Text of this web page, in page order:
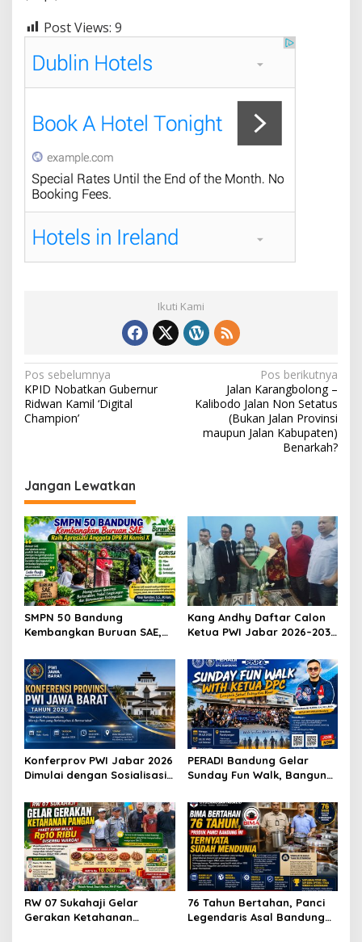
Post Views: 9
Ikuti Kami
N
a
v
a
s
i
p
o
s
Pos sebelumnya
KPID Nobatkan Gubernur
Ridwan Kamil ‘Digital
Champion’
Pos berikutnya
Jalan Karangbolong –
Kalibodo Jalan Non Setatus
(Bukan Jalan Provinsi
maupun Jalan Kabupaten)
Benarkah?
Jangan Lewatkan
SMPN 50 Bandung
Kembangkan Buruan SAE,
RI Komisi X
Kang Andhy Daftar Calon
Ketua PWI Jabar 2026–2031,
Wartawan hingga Peluang
Karier Internasional
Konferprov PWI Jabar 2026
Dimulai dengan Sosialisasi
Transparansi dan
Profesionalisme
PERADI Bandung Gelar
Sunday Fun Walk, Bangun
Integritas Advokat
RW 07 Sukahaji Gelar
Gerakan Ketahanan
76 Tahun Bertahan, Panci
Legendaris Asal Bandung